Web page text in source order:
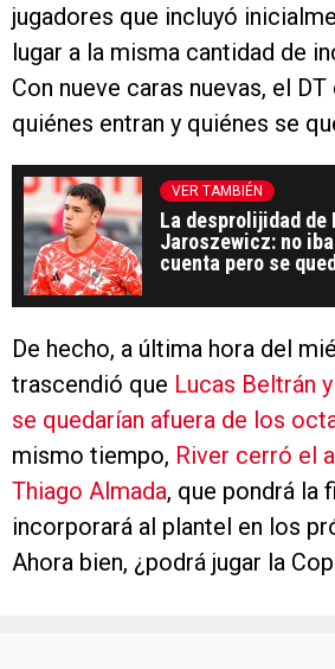
jugadores que incluyó
lugar a la misma cantidad de
Con nueve caras nuevas, el
quiénes entran y quiénes se
VER TAMBIÉN
La desprolijidad de
Jaroszewicz: no
cuenta pero se
De hecho, a última hora del
trascendió que Lucas Beltrán
se quedarían afuera de los
mismo tiempo, River cerró el
Thiago Almada, que pondrá la
incorporará al plantel en los
Ahora bien, ¿podrá jugar la